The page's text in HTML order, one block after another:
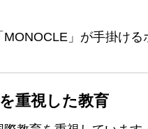
」が手掛け
重視した教育